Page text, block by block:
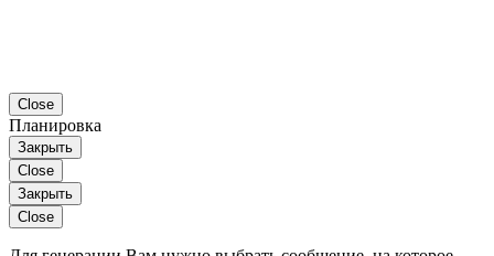
Close
Планировка
Закрыть
Close
Закрыть
Close